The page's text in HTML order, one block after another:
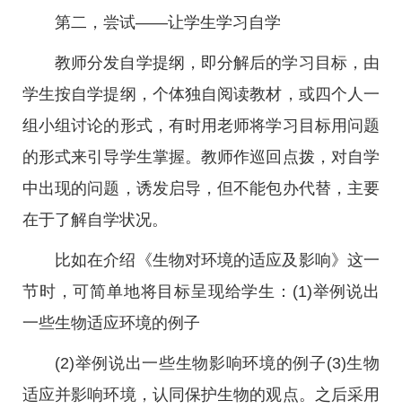
第二，尝试——让学生学习自学
教师分发自学提纲，即分解后的学习目标，由
学生按自学提纲，个体独自阅读教材，或四个人一
组小组讨论的形式，有时用老师将学习目标用问题
的形式来引导学生掌握。教师作巡回点拨，对自学
中出现的问题，诱发启导，但不能包办代替，主要
在于了解自学状况。
比如在介绍《生物对环境的适应及影响》这一
节时，可简单地将目标呈现给学生：(1)举例说出
一些生物适应环境的例子
(2)举例说出一些生物影响环境的例子(3)生物
适应并影响环境，认同保护生物的观点。之后采用